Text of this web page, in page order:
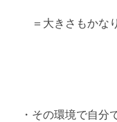
＝大きさもかな
・その環境で自分